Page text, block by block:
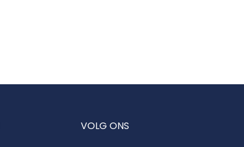
VOLG ONS